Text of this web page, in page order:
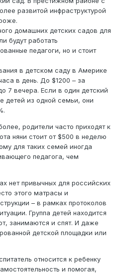
развитой инфраструктурой
домашних детских садов для
будут работать
педагоги, но и стоит
в детском саду в Америке
в день. До $1200 – за
7 вечера. Если в один детский
детей из одной семьи, они
родители часто приходят к
няни стоит от $500 в неделю
для таких семей иногда
педагога, чем
нет привычных для российских
этого матрасы и
– в рамках протоколов
Группа детей находится
занимаются и спят. И даже
детской площадки или
относится к ребенку
и помогая,